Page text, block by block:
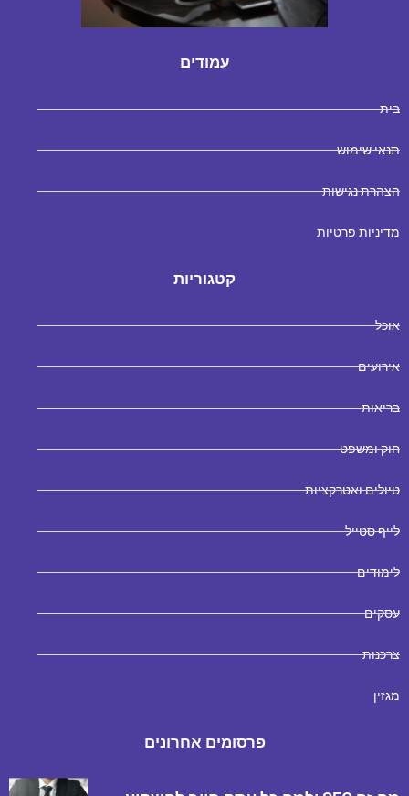
עמודים
בית
תנאי שימוש
הצהרת נגישות
מדיניות פרטיות
קטגוריות
אוכל
אירועים
בריאות
חוק ומשפט
טיולים ואטרקציות
לייף סטייל
לימודים
עסקים
צרכנות
מגזין
פרסומים אחרונים